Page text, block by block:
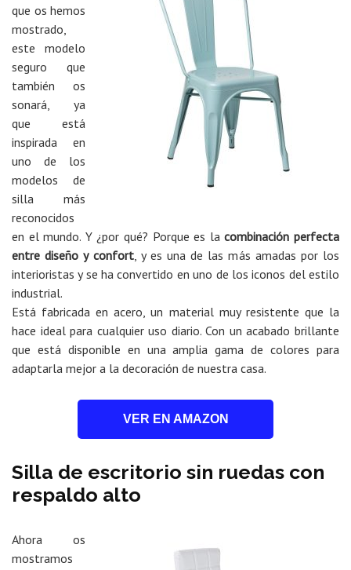
que os hemos
mostrado,
este modelo
seguro que
también os
sonará, ya
que está
inspirada en
uno de los
modelos de
silla más
reconocidos
en el mundo. Y ¿por qué? Porque es lacombinación perfecta
entre diseño y confort, y es una de las más amadas por los
interioristas y se ha convertido en uno de los iconos del estilo
industrial.
Está fabricada en acero, un material muy resistente que la
hace ideal para cualquier uso diario. Con un acabado brillante
que está disponible en una amplia gama de colores para
adaptarla mejor a la decoración de nuestra casa.
VER EN AMAZON
Silla de escritorio sin ruedas con
respaldo alto
Ahora os
mostramos